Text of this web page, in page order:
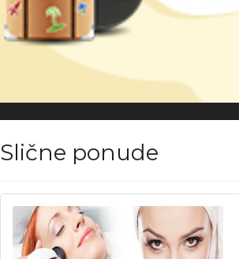
Slične ponude